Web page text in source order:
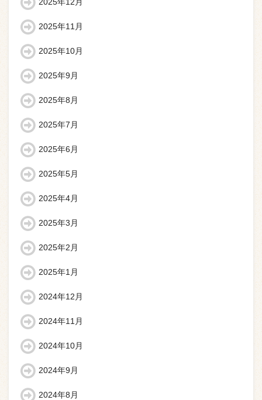
2025年11月
2025年10月
2025年9月
2025年8月
2025年7月
2025年6月
2025年5月
2025年4月
2025年3月
2025年2月
2025年1月
2024年12月
2024年11月
2024年10月
2024年9月
2024年8月